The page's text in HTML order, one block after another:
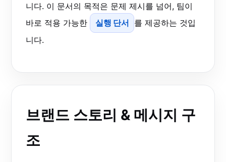
니다. 이 문서의 목적은 문제 제시를 넘어, 팀이
바로 적용 가능한
실행 단서
를 제공하는 것입
니다.
브랜드 스토리 & 메시지 구
조